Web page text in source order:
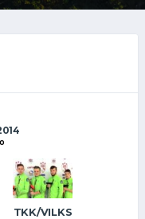
TKK/VILKS